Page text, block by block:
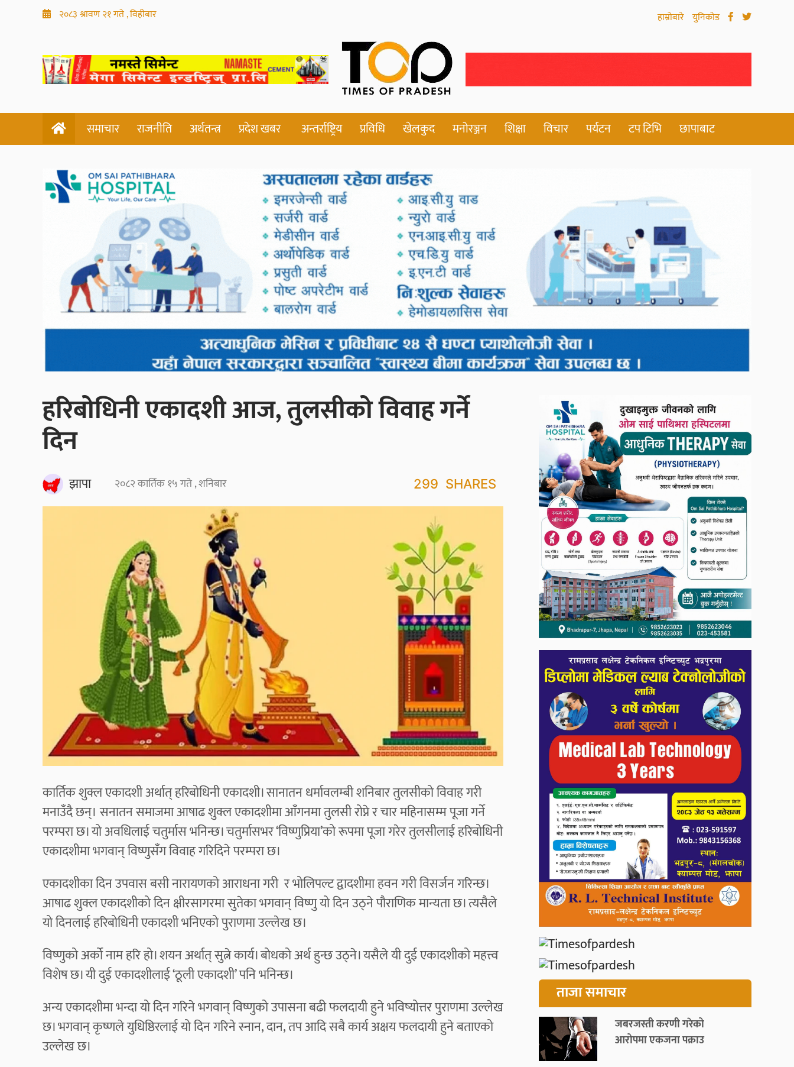
२०८३ श्रावण २१ गते , विहीबार हाम्रोबारे युनिकोड
समाचार राजनीति अर्थतन्त्र प्रदेश खबर अन्तर्राष्ट्रिय प्रविधि खेलकुद मनोरञ्जन शिक्षा विचार पर्यटन टप टिभि छापाबाट
हरिबोधिनी एकादशी आज, तुलसीको विवाह गर्ने
दिन
झापा २०८२ कार्तिक १५ गते , शनिबार 299 SHARES
कार्तिक शुक्ल एकादशी अर्थात् हरिबोधिनी एकादशी। सानातन धर्मावलम्बी शनिबार तुलसीको विवाह गरी
मनाउँदै छन्। सनातन समाजमा आषाढ शुक्ल एकादशीमा आँगनमा तुलसी रोप्ने र चार महिनासम्म पूजा गर्ने
परम्परा छ। यो अवधिलाई चतुर्मास भनिन्छ। चतुर्मासभर ‘विष्णुप्रिया’को रूपमा पूजा गरेर तुलसीलाई हरिबोधिनी
एकादशीमा भगवान् विष्णुसँग विवाह गरिदिने परम्परा छ।
एकादशीका दिन उपवास बसी नारायणको आराधना गरी र भोलिपल्ट द्वादशीमा हवन गरी विसर्जन गरिन्छ।
आषाढ शुक्ल एकादशीको दिन क्षीरसागरमा सुतेका भगवान् विष्णु यो दिन उठ्ने पौराणिक मान्यता छ। त्यसैले
यो दिनलाई हरिबोधिनी एकादशी भनिएको पुराणमा उल्लेख छ।
विष्णुको अर्को नाम हरि हो। शयन अर्थात् सुत्ने कार्य। बोधको अर्थ हुन्छ उठ्ने। यसैले यी दुई एकादशीको महत्त्व
विशेष छ। यी दुई एकादशीलाई ‘ठूली एकादशी’ पनि भनिन्छ।
अन्य एकादशीमा भन्दा यो दिन गरिने भगवान् विष्णुको उपासना बढी फलदायी हुने भविष्योत्तर पुराणमा उल्लेख
छ। भगवान् कृष्णले युधिष्ठिरलाई यो दिन गरिने स्नान, दान, तप आदि सबै कार्य अक्षय फलदायी हुने बताएको
उल्लेख छ।
ताजा समाचार
जबरजस्ती करणी गरेको
आरोपमा एकजना पक्राउ